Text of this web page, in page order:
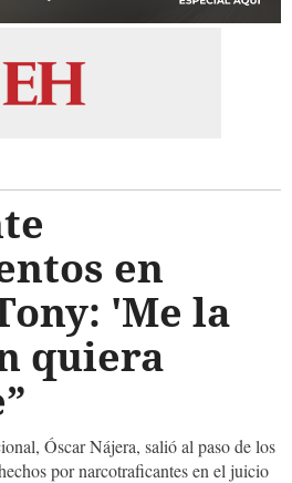
en
'Me la
quiera
Óscar Nájera, salió al paso de los
por narcotraficantes en el juicio